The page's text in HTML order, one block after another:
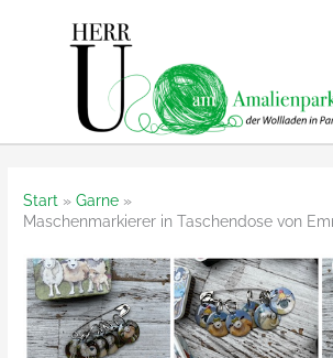
Start
Garne
Maschenmarkierer in Taschendose von